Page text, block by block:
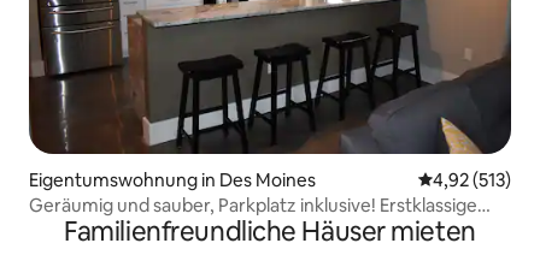
Eigentumswohnung in Des Moines
4,92 (513)
Geräumig und sauber, Parkplatz inklusive! Erstklassige
Lage!Familienfreundliche Häuser mieten